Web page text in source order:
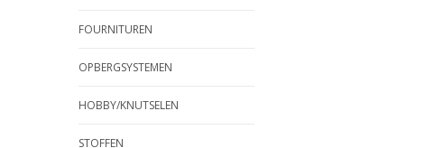
FOURNITUREN
OPBERGSYSTEMEN
HOBBY/KNUTSELEN
STOFFEN